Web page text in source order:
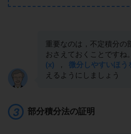
重要なのは，不定積分の
おさえておくことですね。
(x)
， 微分しやすいほう
えるようにしましょう
部分積分法の証明